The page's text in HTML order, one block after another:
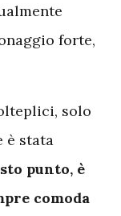
forte,
solo
è stata
punto, è
comoda